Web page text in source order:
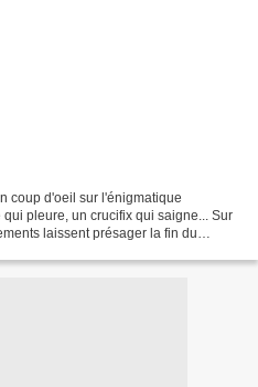
coup d'oeil sur l'énigmatique
pleure, un crucifix qui saigne... Sur
laissent présager la fin du